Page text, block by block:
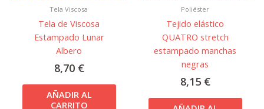
Tela Viscosa
Tela de Viscosa
Estampado Lunar
Albero
8,70 €
AÑADIR AL
CARRITO
Poliéster
Tejido elástico
QUATRO stretch
estampado manchas
negras
8,15 €